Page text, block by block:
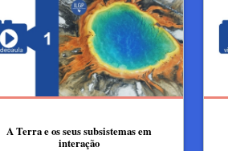
A Terra e os seus subsistemas em
interação